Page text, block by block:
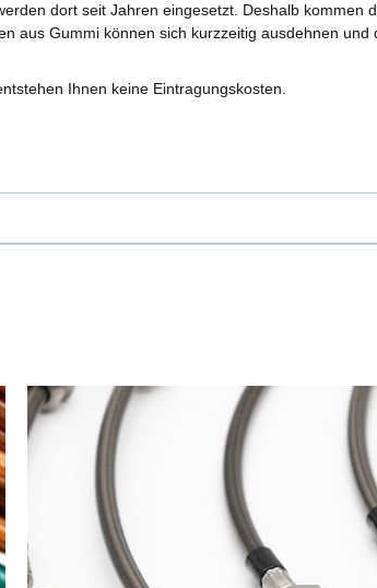
dort seit Jahren eingesetzt. Deshalb kommen
aus Gummi können sich kurzzeitig ausdehnen
Ihnen keine Eintragungskosten.